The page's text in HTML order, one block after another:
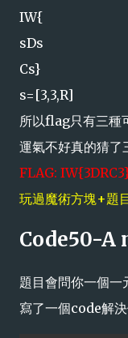
IW{
sDs
Cs}
s=[3,3,R]
所以flag只有三種
運氣不好真的猜了
FLAG:
玩過魔術方塊+題
Code50-A
題目會問你一個一
寫了一個code解